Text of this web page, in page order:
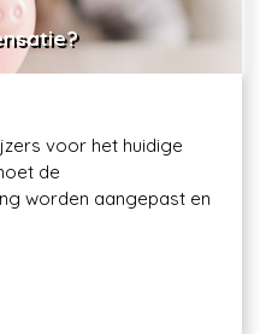
voor het huidige
de
worden aangepast en